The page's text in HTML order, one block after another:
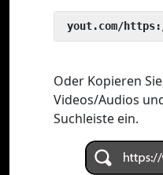
yout.com/
Oder Kopieren
Videos/Audios
Suchleiste ein.